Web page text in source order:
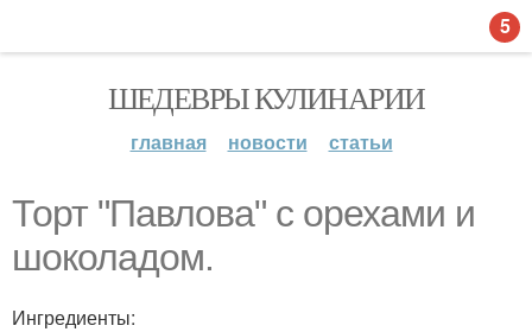
ШЕДЕВРЫ КУЛИНАРИИ
главная новости статьи
Торт "Павлова" с орехами и
шоколадом.
Ингредиенты:
5